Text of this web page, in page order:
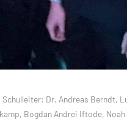
Dr. Andreas Berndt,
Bogdan Andrei Iftode, Noah